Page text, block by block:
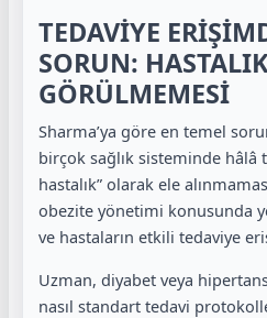
TEDAVİYE
SORUN:
GÖRÜLMEMESİ
Sharma’ya göre en temel
birçok sağlık sisteminde hâlâ
hastalık” olarak ele
obezite yönetimi konusunda
ve hastaların etkili tedaviye
Uzman, diyabet veya
nasıl standart tedavi